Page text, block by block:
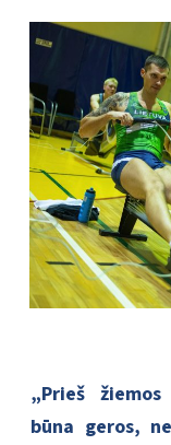
„Prieš
būna geros,